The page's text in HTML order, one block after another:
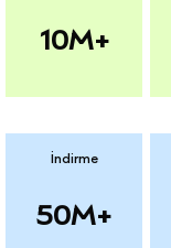
10M+
İndirme
50M+